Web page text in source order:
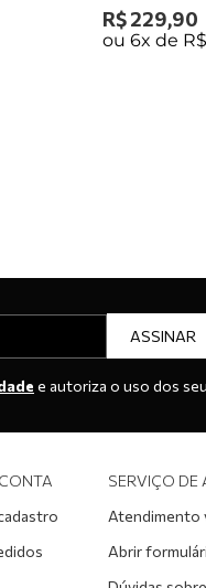
R$229,90
ou6x de R$
ASSINAR
e autoriza o uso dos
SERVIÇO
Atendimento
Abrir